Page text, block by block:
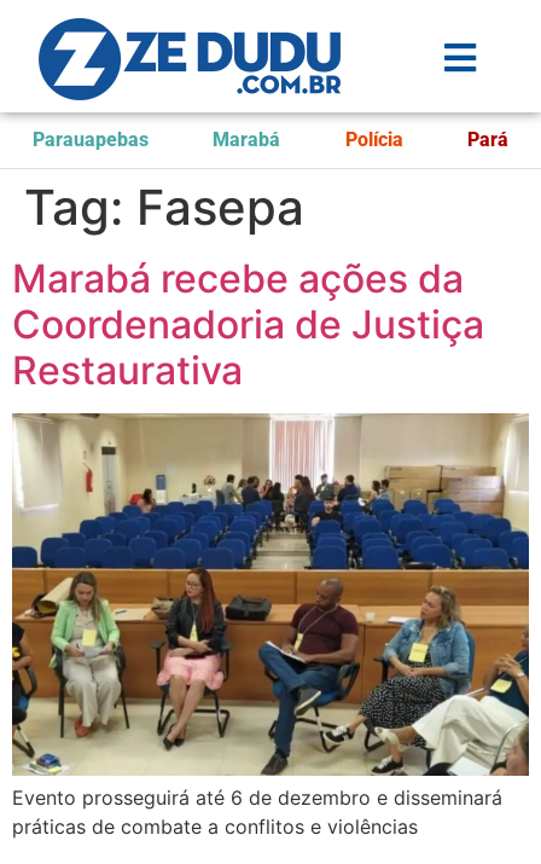
Parauapebas Marabá Polícia Pará
Tag: Fasepa
Marabá recebe ações da
Coordenadoria de Justiça
Restaurativa
Evento prosseguirá até 6 de dezembro e disseminará
práticas de combate a conflitos e violências